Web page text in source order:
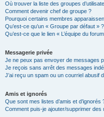
Où trouver la liste des groupes
Comment devenir chef de groupe ?
Pourquoi certains membres
Qu’est-ce qu’un « Groupe par défaut » ?
Qu’est-ce que le lien « L’équipe du
Messagerie privée
Je ne peux pas envoyer de messages
Je reçois sans arrêt des messages
J’ai reçu un spam ou un courriel abusif
Amis et ignorés
Que sont mes listes d’amis et d’ignorés
Comment puis-je ajouter/supprimer des